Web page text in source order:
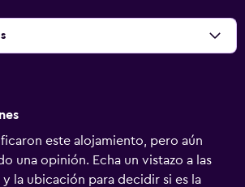
este alojamiento, pero aún
una opinión. Echa un vistazo a las
la ubicación para decidir si es la